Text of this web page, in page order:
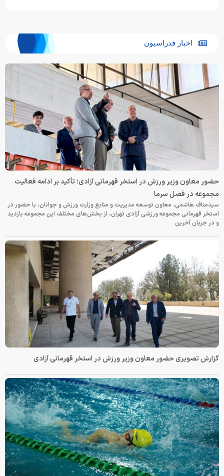
اخبار فدراسیون
حضور معاون وزیر ورزش در استخر قهرمانی آزادی؛ تأکید بر ادامه فعالیت
مجموعه در فصل سرما
سیدمناف هاشمی، معاون توسعه مدیریت و منابع وزارت ورزش و جوانان، با حضور در
استخر قهرمانی مجموعه ورزشی آزادی تهران، از بخش‌های مختلف این مجموعه بازدید
و در جریان آخرین
گزارش تصویری حضور معاون وزیر ورزش در استخر قهرمانی آزادی